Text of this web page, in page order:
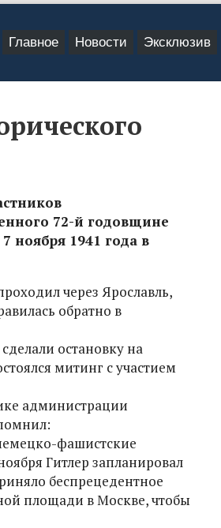
Главное Новости Эксклюзив
72-й годовщине
ноября 1941 года в
через Ярославль,
обратно в
остановку на
митинг с участием
администрации
фашистские
Гитлер запланировал
беспрецедентное
площади в Москве, чтобы